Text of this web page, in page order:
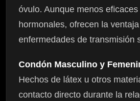
óvulo. Aunque menos
hormonales, ofrecen la
enfermedades de transmisión
Condón Masculino y
Hechos de látex u otros
contacto directo durante la